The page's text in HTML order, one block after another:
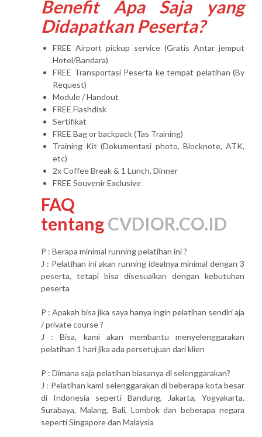
Benefit Apa Saja yang
Didapatkan Peserta?
FREE Airport pickup service (Gratis Antar jemput
Hotel/Bandara)
FREE Transportasi Peserta ke tempat pelatihan (By
Request)
Module / Handout
FREE Flashdisk
Sertifikat
FREE Bag or backpack (Tas Training)
Training Kit (Dokumentasi photo, Blocknote, ATK,
etc)
2x Coffee Break & 1 Lunch, Dinner
FREE Souvenir Exclusive
FAQ
tentangCVDIOR.CO.ID
P : Berapa minimal running pelatihan ini ?
J : Pelatihan ini akan running idealnya minimal dengan 3
peserta, tetapi bisa disesuaikan dengan kebutuhan
peserta
P : Apakah bisa jika saya hanya ingin pelatihan sendiri aja
/ private course ?
J : Bisa, kami akan membantu menyelenggarakan
pelatihan 1 hari jika ada persetujuan dari klien
P : Dimana saja pelatihan biasanya di selenggarakan?
J : Pelatihan kami selenggarakan di beberapa kota besar
di Indonesia seperti Bandung, Jakarta, Yogyakarta,
Surabaya, Malang, Bali, Lombok dan beberapa negara
seperti Singapore dan Malaysia